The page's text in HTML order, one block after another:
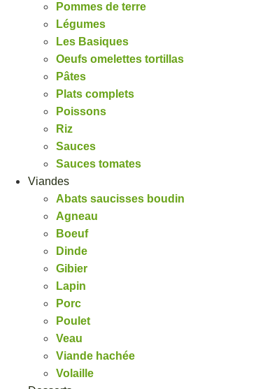
Pommes de terre
Légumes
Les Basiques
Oeufs omelettes tortillas
Pâtes
Plats complets
Poissons
Riz
Sauces
Sauces tomates
Viandes
Abats saucisses boudin
Agneau
Boeuf
Dinde
Gibier
Lapin
Porc
Poulet
Veau
Viande hachée
Volaille